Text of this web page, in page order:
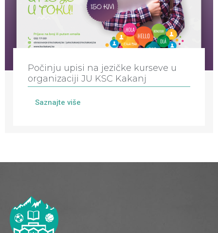
Počinju upisi na jezičke kurseve u
organizaciji JU KSC Kakanj
Saznajte više